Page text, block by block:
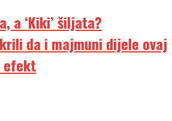
a ‘Kiki’ šiljata?
da i majmuni dijele ovaj
efekt